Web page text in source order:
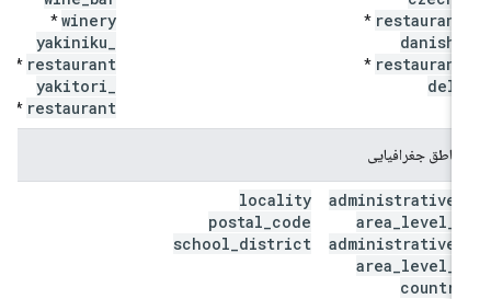
restaurant
*
danish
restaurant
*
winery
*
yakiniku
restaurant
*
yakitori
restaurant
*
مناطق جغرافیایی
administrative
area_level
administrative
area_level
country
locality
postal_code
school_district